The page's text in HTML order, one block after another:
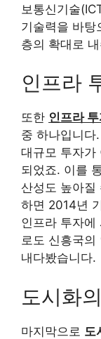
보통신기술
기술력을 바탕
층의 확대로
인프라
또한 인프라
중 하나입니다
대규모 투자가
되었죠. 이를
산성도 높아질
하면 2014년
인프라 투자에
로도 신흥국의
내다봤습니다.
도시화
마지막으로 도